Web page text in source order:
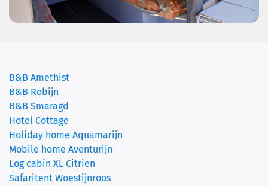
B&B Amethist
B&B Robijn
B&B Smaragd
Hotel Cottage
Holiday home Aquamarijn
Mobile home Aventurijn
Log cabin XL Citrien
Safaritent Woestijnroos